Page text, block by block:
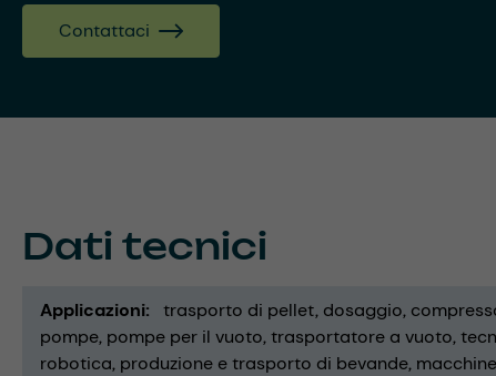
Contattaci
Dati tecnici
Applicazioni trasporto di pellet dosaggio
pompe pompe per il vuoto trasportatore a vuoto
robotica produzione e trasporto di bevande